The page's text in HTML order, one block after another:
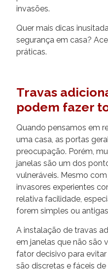
invasões.
Quer mais dicas
segurança em casa?
práticas.
Travas
podem fazer
Quando pensamos em
uma casa, as portas
preocupação. Porém,
janelas são um dos
vulneráveis. Mesmo com
invasores experientes
relativa facilidade,
forem simples ou
A instalação de travas
em janelas que não são
fator decisivo para
são discretas e fáceis